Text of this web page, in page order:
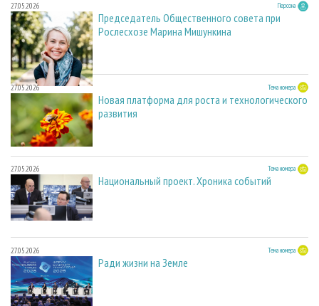
27.05.2026 Персона
Председатель Общественного совета при
Рослесхозе Марина Мишункина
27.05.2026 Тема номера
Новая платформа для роста и технологического
развития
27.05.2026 Тема номера
Национальный проект. Хроника событий
27.05.2026 Тема номера
Ради жизни на Земле